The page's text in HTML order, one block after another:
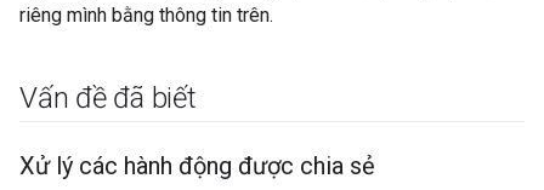
riêng mình bằng thông tin trên.
Vấn đề đã biết
Xử lý các hành động được chia sẻ